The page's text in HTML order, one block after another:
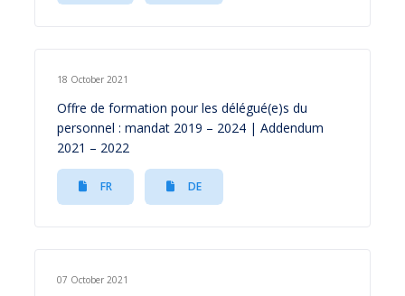
18 October 2021
Offre de formation pour les délégué(e)s du
personnel : mandat 2019 – 2024 | Addendum
2021 – 2022
FR DE
07 October 2021